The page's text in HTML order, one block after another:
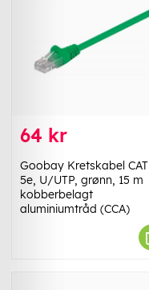
64 kr
Goobay Kretskabel CAT
5e, U/UTP, grønn, 15 m
kobberbelagt
aluminiumtråd (CCA)